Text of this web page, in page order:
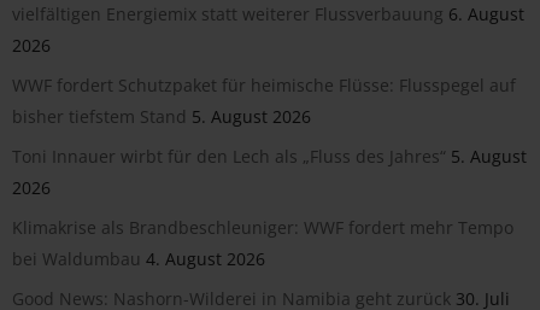
vielfältigen Energiemix statt weiterer Flussverbauung 6. August
2026
WWF fordert Schutzpaket für heimische Flüsse: Flusspegel auf
bisher tiefstem Stand 5. August 2026
Toni Innauer wirbt für den Lech als „Fluss des Jahres“ 5. August
2026
Klimakrise als Brandbeschleuniger: WWF fordert mehr Tempo
bei Waldumbau 4. August 2026
Good News: Nashorn-Wilderei in Namibia geht zurück 30. Juli